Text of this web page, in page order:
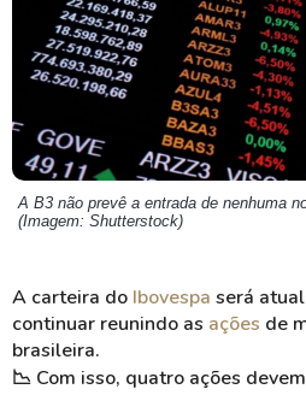
A B3 não prevê a entrada de nenhuma
(Imagem: Shutterstock)
A carteira do Ibovespa será
continuar reunindo as ações de
brasileira.
📉 Com isso, quatro ações